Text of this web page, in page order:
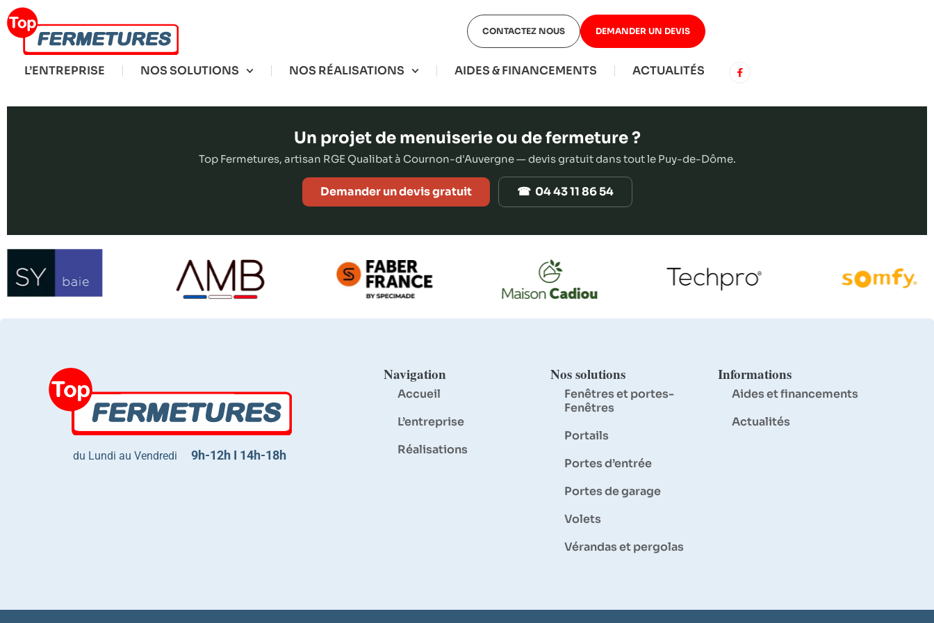
CONTACTEZ NOUS DEMANDER UN DEVIS
L’ENTREPRISE NOS SOLUTIONS NOS RÉALISATIONS AIDES & FINANCEMENTS ACTUALITÉS
Un projet de menuiserie ou de fermeture ?
Top Fermetures, artisan RGE Qualibat à Cournon-d'Auvergne — devis gratuit dans tout le Puy-de-Dôme.
Demander un devis gratuit ☎ 04 43 11 86 54
du Lundi au Vendredi 9h-12h I 14h-18h
Navigation
Accueil
L’entreprise
Réalisations
Nos solutions
Fenêtres et portes-
Fenêtres
Portails
Portes d’entrée
Portes de garage
Volets
Vérandas et pergolas
Informations
Aides et financements
Actualités